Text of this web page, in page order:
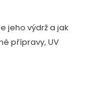
jeho výdrž a jak
přípravy, UV